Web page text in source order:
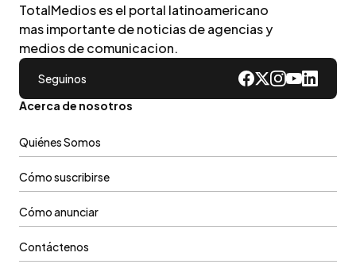
TotalMedios es el portal latinoamericano
mas importante de noticias de agencias y
medios de comunicacion.
Seguinos
Acerca de nosotros
Quiénes Somos
Cómo suscribirse
Cómo anunciar
Contáctenos